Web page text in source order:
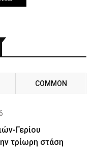
COMMON
Γερίου
τρίωρη στάση